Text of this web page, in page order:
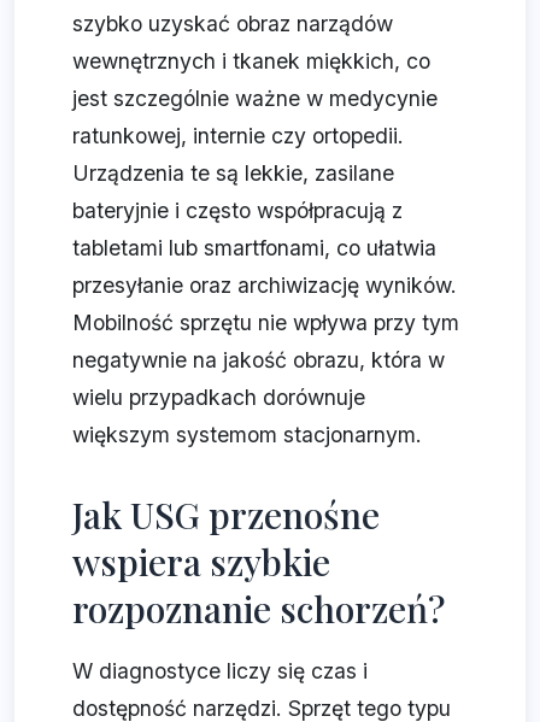
szybko uzyskać obraz narządów
wewnętrznych i tkanek miękkich, co
jest szczególnie ważne w medycynie
ratunkowej, internie czy ortopedii.
Urządzenia te są lekkie, zasilane
bateryjnie i często współpracują z
tabletami lub smartfonami, co ułatwia
przesyłanie oraz archiwizację wyników.
Mobilność sprzętu nie wpływa przy tym
negatywnie na jakość obrazu, która w
wielu przypadkach dorównuje
większym systemom stacjonarnym.
Jak USG przenośne
wspiera szybkie
rozpoznanie schorzeń?
W diagnostyce liczy się czas i
dostępność narzędzi. Sprzęt tego typu